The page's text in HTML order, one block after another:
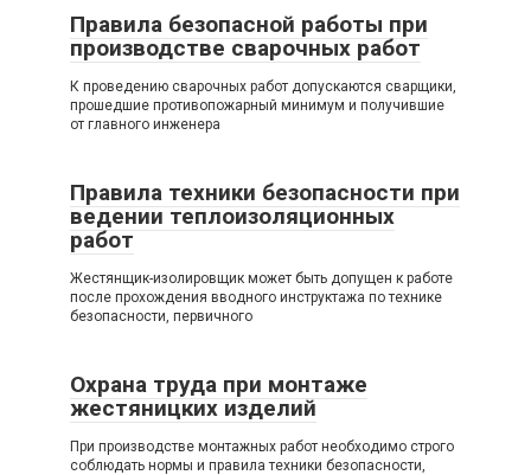
Правила безопасной работы при
производстве сварочных работ
К проведению сварочных работ допускаются сварщики,
прошедшие противопожарный минимум и получившие
от главного инженера
Правила техники безопасности при
ведении теплоизоляционных
работ
Жестянщик-изолировщик может быть допущен к работе
после прохождения вводного инструктажа по технике
безопасности, первичного
Охрана труда при монтаже
жестяницких изделий
При производстве монтажных работ необходимо строго
соблюдать нормы и правила техники безопасности,